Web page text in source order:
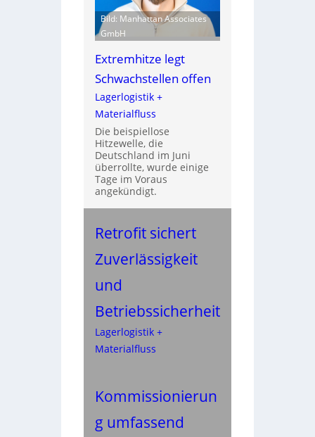
Bild: Manhattan Associates
GmbH
Extremhitze legt
Schwachstellen offen
Lagerlogistik +
Materialfluss
Die beispiellose
Hitzewelle, die
Deutschland im Juni
überrollte, wurde einige
Tage im Voraus
angekündigt.
Retrofit sichert
Zuverlässigkeit
und
Betriebssicherheit
Lagerlogistik +
Materialfluss
Kommissionierun
g umfassend